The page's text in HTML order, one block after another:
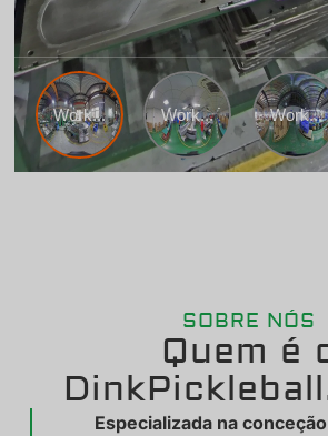
SOBRE NÓS
Quem é
Especializada na